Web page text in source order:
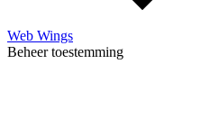
Web Wings
Beheer toestemming